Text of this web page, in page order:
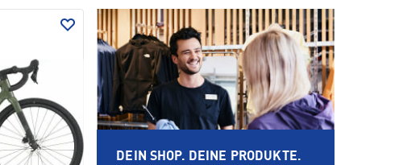
DEIN SHOP. DEINE PRODUKTE.